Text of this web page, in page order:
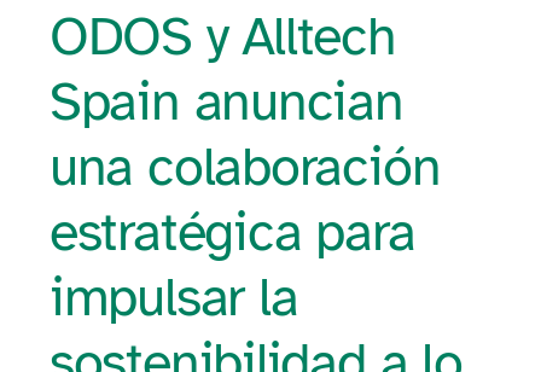
ODOS y Alltech
Spain anuncian
una colaboración
estratégica para
impulsar la